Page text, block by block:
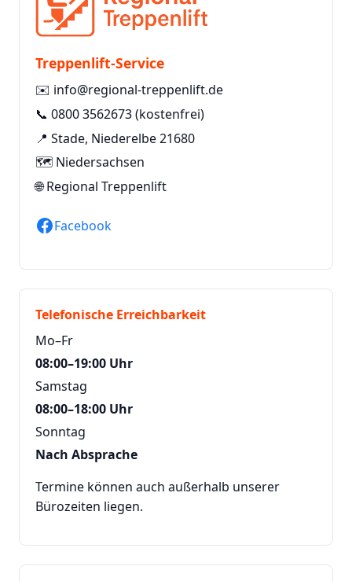
Treppenlift-Service
✉️ info@regional-treppenlift.de
📞 0800 3562673(kostenfrei)
📍 Stade, Niederelbe 21680
🗺️ Niedersachsen
🌐Regional Treppenlift
Facebook
Telefonische Erreichbarkeit
Mo–Fr
08:00–19:00 Uhr
Samstag
08:00–18:00 Uhr
Sonntag
Nach Absprache
Termine können auch außerhalb unserer
Bürozeiten liegen.